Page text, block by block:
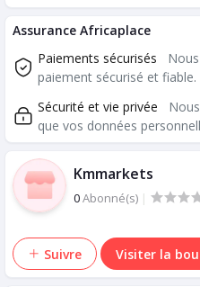
Assurance Africaplace
Paiements sécurisés
paiement sécurisé et fiable.
Sécurité et vie privée
que vos données
Kmmarkets
0Abonné(s) |
Suivre Visiter la